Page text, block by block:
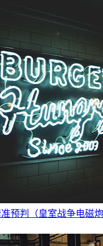
预判（皇室战争电磁炮